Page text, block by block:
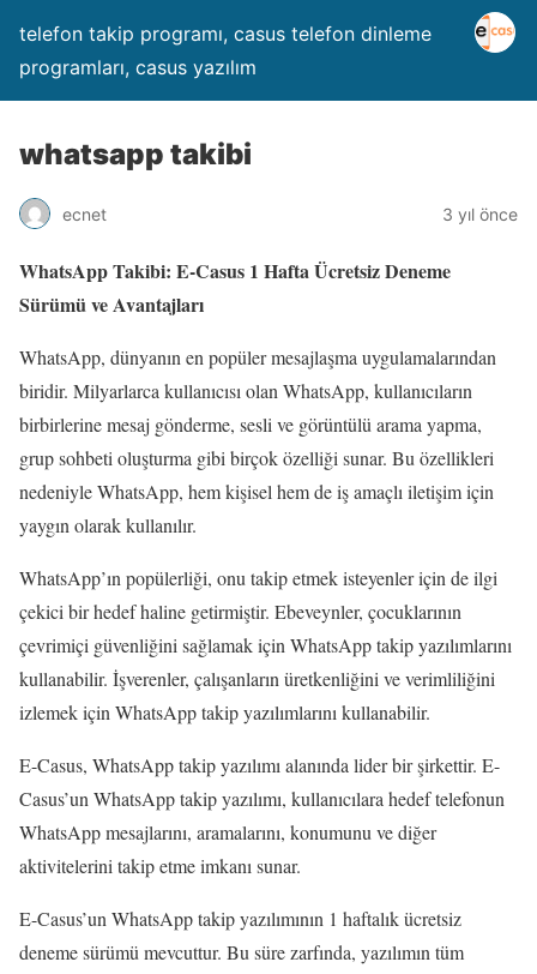
telefon takip programı, casus telefon dinleme
programları, casus yazılım
whatsapp takibi
ecnet 3 yıl önce
WhatsApp Takibi: E-Casus 1 Hafta Ücretsiz Deneme
Sürümü ve Avantajları
WhatsApp, dünyanın en popüler mesajlaşma uygulamalarından
biridir. Milyarlarca kullanıcısı olan WhatsApp, kullanıcıların
birbirlerine mesaj gönderme, sesli ve görüntülü arama yapma,
grup sohbeti oluşturma gibi birçok özelliği sunar. Bu özellikleri
nedeniyle WhatsApp, hem kişisel hem de iş amaçlı iletişim için
yaygın olarak kullanılır.
WhatsApp’ın popülerliği, onu takip etmek isteyenler için de ilgi
çekici bir hedef haline getirmiştir. Ebeveynler, çocuklarının
çevrimiçi güvenliğini sağlamak için WhatsApp takip yazılımlarını
kullanabilir. İşverenler, çalışanların üretkenliğini ve verimliliğini
izlemek için WhatsApp takip yazılımlarını kullanabilir.
E-Casus, WhatsApp takip yazılımı alanında lider bir şirkettir. E-
Casus’un WhatsApp takip yazılımı, kullanıcılara hedef telefonun
WhatsApp mesajlarını, aramalarını, konumunu ve diğer
aktivitelerini takip etme imkanı sunar.
E-Casus’un WhatsApp takip yazılımının 1 haftalık ücretsiz
deneme sürümü mevcuttur. Bu süre zarfında, yazılımın tüm